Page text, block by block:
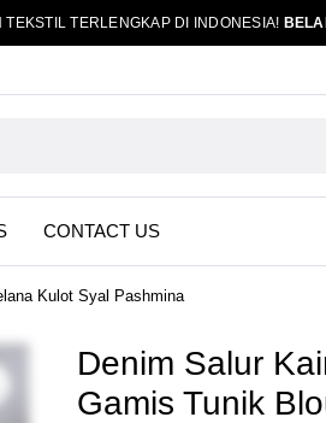
TERLENGKAP DI INDONESIA!
CONTACT US
Kulot Syal Pashmina
Denim Salur
Gamis Tunik